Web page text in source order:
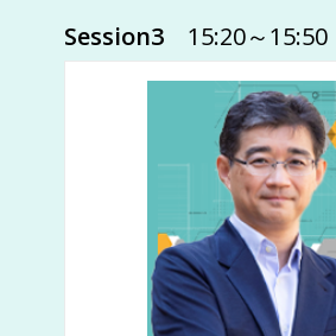
Session3 15:20～15:50